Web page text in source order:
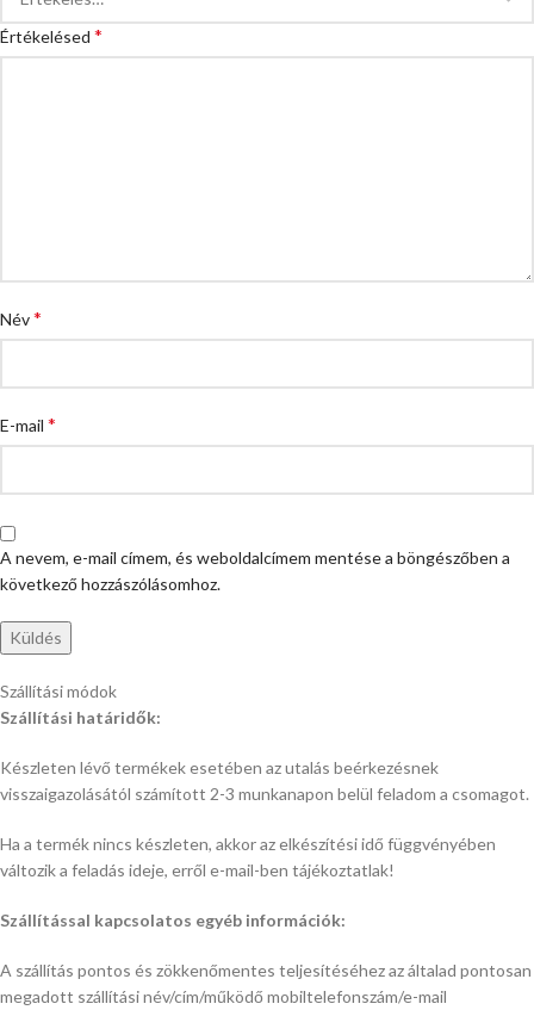
Értékelésed *
Név*
E-mail *
A nevem, e-mail címem, és weboldalcímem mentése a böngészőben a
következő hozzászólásomhoz.
Szállítási módok
Szállítási határidők:
Készleten lévő termékek esetében az utalás beérkezésnek
visszaigazolásától számított 2-3 munkanapon belül feladom a csomagot.
Ha a termék nincs készleten, akkor az elkészítési idő függvényében
változik a feladás ideje, erről e-mail-ben tájékoztatlak!
Szállítással kapcsolatos egyéb információk:
A szállítás pontos és zökkenőmentes teljesítéséhez az általad pontosan
megadott szállítási név/cím/működő mobiltelefonszám/e-mail